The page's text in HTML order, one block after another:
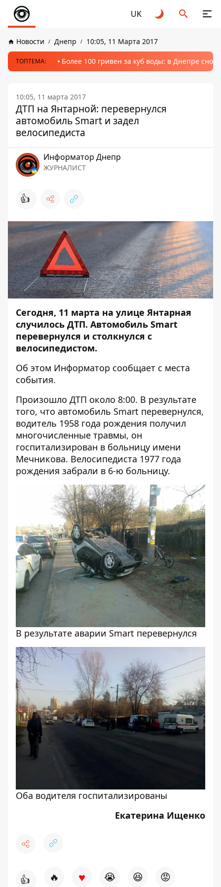
UK
Новости Днепр 10:05, 11 Марта 2017
ТОПТЕМА: Более 100 гривен за куб воды: в Днепре
10:05, 11 марта 2017
ДТП на Янтарной: перевернулся
автомобиль Smart и задел
велосипедиста
Информатор Днепр
ЖУРНАЛИСТ
👍
Сегодня, 11 марта на улице Янтарная
случилось ДТП. Автомобиль Smart
перевернулся и столкнулся с
велосипедистом.
Об этом Информатор сообщает с места
события.
Произошло ДТП около 8:00. В результате
того, что автомобиль Smart перевернулся,
водитель 1958 года рождения получил
многочисленные травмы, он
госпитализирован в больницу имени
Мечникова. Велосипедиста 1977 года
рождения забрали в 6-ю больницу.
В результате аварии Smart перевернулся
Оба водителя госпитализированы
Екатерина Ищенко
👍 🔥 ♥ 😭 😆 😡